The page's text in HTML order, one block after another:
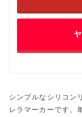
シンプルなシリコン
レラマーカーです。